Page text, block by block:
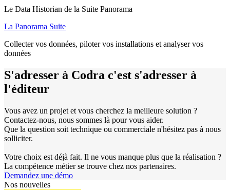
Le Data Historian de la Suite Panorama
La Panorama Suite
Collecter vos données, piloter vos installations et analyser vos
données
S'adresser à Codra c'est s'adresser à
l'éditeur
Vous avez un projet et vous cherchez la meilleure solution ?
Contactez-nous, nous sommes là pour vous aider.
Que la question soit technique ou commerciale n'hésitez pas à nous
solliciter.
Votre choix est déjà fait. Il ne vous manque plus que la réalisation ?
La compétence métier se trouve chez nos partenaires.
Demandez une démo
Nos nouvelles